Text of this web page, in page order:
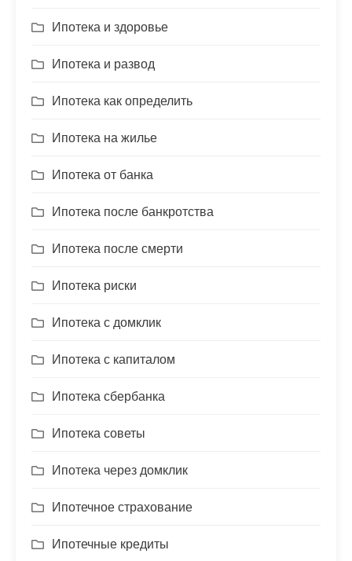
Ипотека и здоровье
Ипотека и развод
Ипотека как определить
Ипотека на жилье
Ипотека от банка
Ипотека после банкротства
Ипотека после смерти
Ипотека риски
Ипотека с домклик
Ипотека с капиталом
Ипотека сбербанка
Ипотека советы
Ипотека через домклик
Ипотечное страхование
Ипотечные кредиты